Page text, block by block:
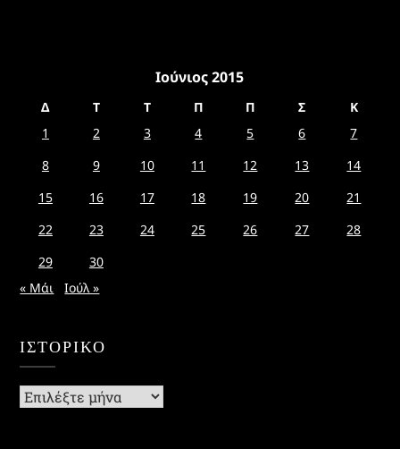
Ιούνιος 2015
Δ Τ Τ Π Π Σ
Κ
1
2 3 4 5 6
7
8
9 10 11 12 13
14
15
16 17 18 19 20
21
22
23 24 25 26 27
28
29
30
« Μάι
Ιούλ »
ΙΣΤΟΡΙΚΌ
Ιστορικό